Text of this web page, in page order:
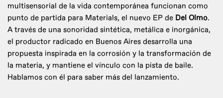
multisensorial de la vida contemporánea funcionan como
punto de partida para Materials, el nuevo EP de Del Olmo.
A través de una sonoridad sintética, metálica e inorgánica,
el productor radicado en Buenos Aires desarrolla una
propuesta inspirada en la corrosión y la transformación de
la materia, y mantiene el vínculo con la pista de baile.
Hablamos con él para saber más del lanzamiento.